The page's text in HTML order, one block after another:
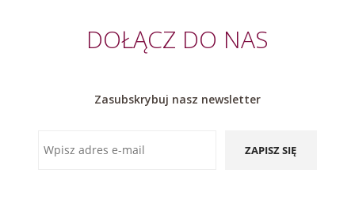
DOŁĄCZ DO NAS
Zasubskrybuj nasz newsletter
ZAPISZ SIĘ